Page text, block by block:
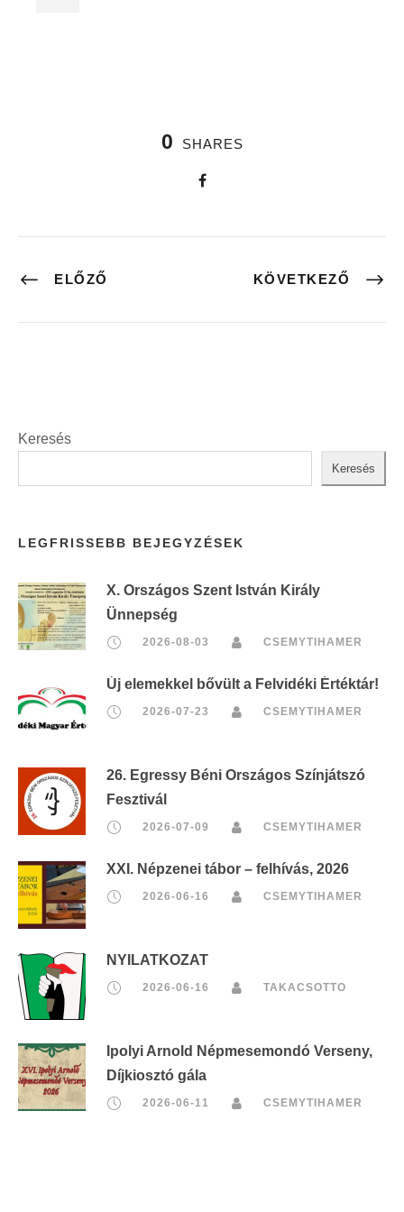
0 SHARES
ELŐZŐ KÖVETKEZŐ
Keresés
Keresés
LEGFRISSEBB BEJEGYZÉSEK
X. Országos Szent István Király
Ünnepség
2026-08-03 CSEMYTIHAMER
Új elemekkel bővült a Felvidéki Értéktár!
2026-07-23 CSEMYTIHAMER
26. Egressy Béni Országos Színjátszó
Fesztivál
2026-07-09 CSEMYTIHAMER
XXI. Népzenei tábor – felhívás, 2026
2026-06-16 CSEMYTIHAMER
NYILATKOZAT
2026-06-16 TAKACSOTTO
Ipolyi Arnold Népmesemondó Verseny,
Díjkiosztó gála
2026-06-11 CSEMYTIHAMER